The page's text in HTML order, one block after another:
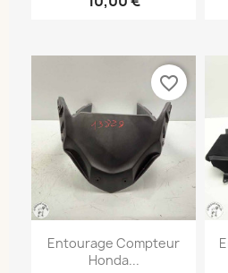
Entourage Compteur
Honda...
favorite_border